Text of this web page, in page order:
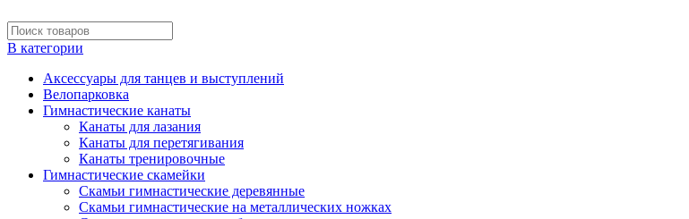
В категории
Аксессуары для танцев и выступлений
Велопарковка
Гимнастические канаты
Канаты для лазания
Канаты для перетягивания
Канаты тренировочные
Гимнастические скамейки
Скамьи гимнастические деревянные
Скамьи гимнастические на металлических ножках